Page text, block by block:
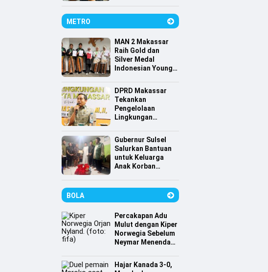
METRO
MAN 2 Makassar
Raih Gold dan
Silver Medal
Indonesian Young
DPRD Makassar
Tekankan
Pengelolaan
Lingkungan
Sampah jadi
Perhatian Utama
Gubernur Sulsel
Salurkan Bantuan
untuk Keluarga
Anak Korban
BOLA
Percakapan Adu
Mulut dengan Kiper
Norwegia Sebelum
Neymar Menendang
Hajar Kanada 3-0,